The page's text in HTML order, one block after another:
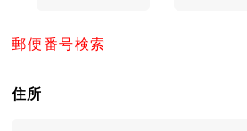
郵便番号検索
住所